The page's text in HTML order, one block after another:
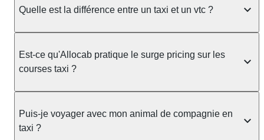
taxi berline accueille en général jusqu'à 3 bagages
ou nombreux, précisez-le dans le champ "Message
au chauffeur" lors de la réservation. Le prix n'est
pas impacté par le nombre de bagages.
Quelle est la différence entre un taxi et un vtc ?
prendre en charge directement dans la rue, à une
station ou sur réservation, avec un tarif au
réservation et propose un prix fixe annoncé à
l'avance. Chez Allocab, réservez facilement votre
taxi.
Est-ce qu'Allocab pratique le surge pricing sur les
courses taxi ?
réglementation préfectorale et suit un barème
officiel : il protège des hausses liées à la demande.
Puis-je voyager avec mon animal de compagnie en
taxi ?